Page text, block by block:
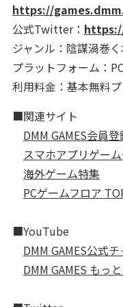
https://
公式Twitter：
ジャンル：陰謀渦巻
プラットフォーム：
利用料金：基本無料
■関連サイト
DMM GAMES会員
スマホアプリゲー
海外ゲーム特集
PCゲームフロア
■YouTube
DMM GAMES公式
DMM GAMES もっ